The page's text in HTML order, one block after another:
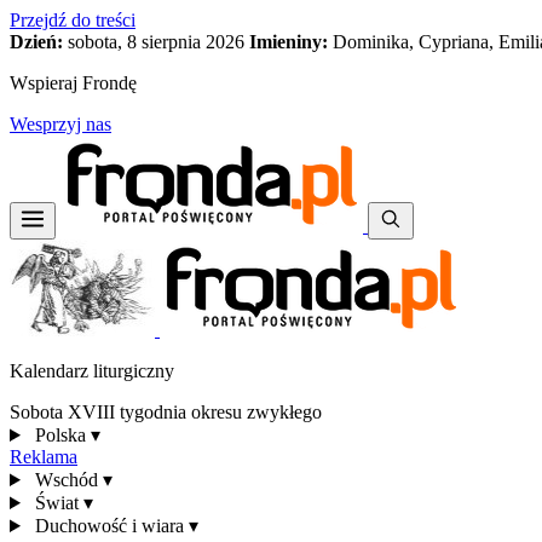
Przejdź do treści
Dzień: sobota, 8 sierpnia 2026 Imieniny: Dominika, Cypriana,
Wspieraj Frondę
Wesprzyj nas
Kalendarz liturgiczny
Sobota XVIII tygodnia okresu zwykłego
Polska ▾
Reklama
Wschód ▾
Świat ▾
Duchowość i wiara ▾